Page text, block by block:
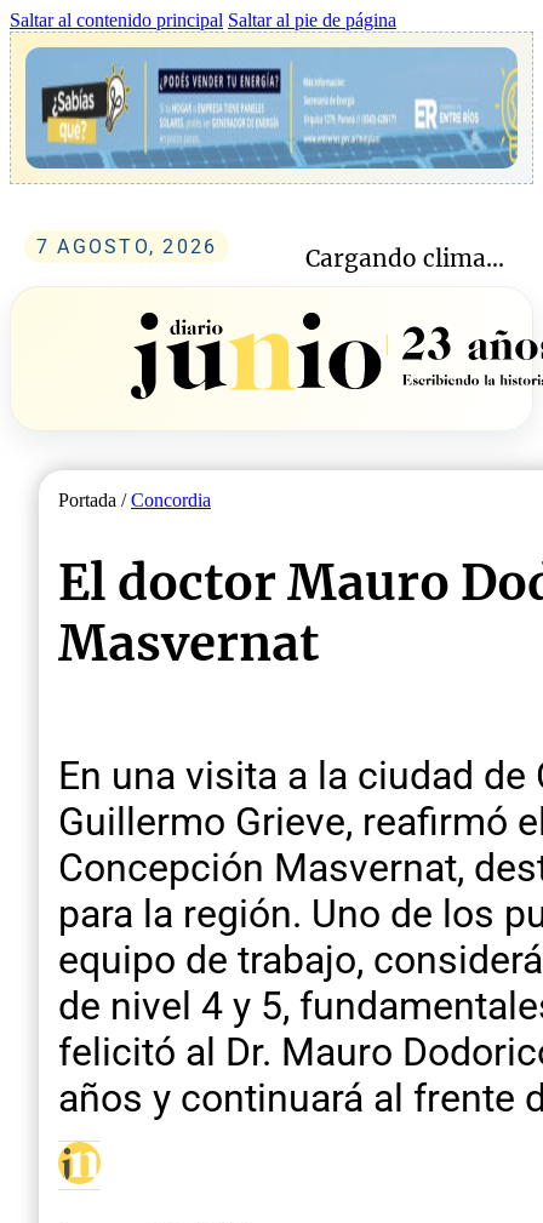
Saltar al contenido principal Saltar al pie de página
7 AGOSTO, 2026 Cargando clima...
Portada /Concordia
El doctor Mauro
Masvernat
En una visita a la ciudad
Guillermo Grieve, reafirmó
Concepción Masvernat,
para la región. Uno de los
equipo de trabajo,
de nivel 4 y 5,
felicitó al Dr. Mauro
años y continuará al frente